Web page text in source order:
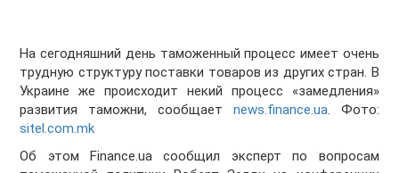
На сегодняшний день таможенный процесс имеет очень
трудную структуру поставки товаров из других стран. В
Украине же происходит некий процесс «замедления»
развития таможни, сообщает news.finance.ua. Фото:
sitel.com.mk
Об этом Finance.ua сообщил эксперт по вопросам